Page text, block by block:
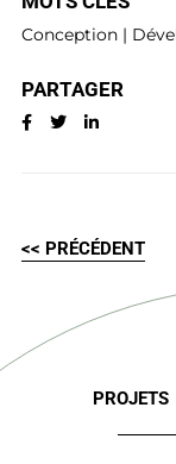
Conception|
PARTAGER
<< PRÉCÉDENT
PROJETS